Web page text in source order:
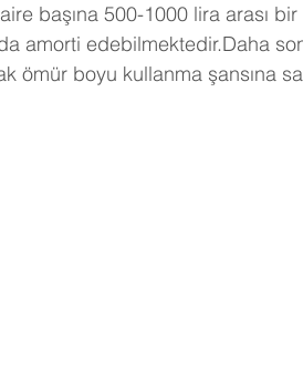
başına 500-1000 lira arası bir
amorti edebilmektedir.Daha
ömür boyu kullanma şansına